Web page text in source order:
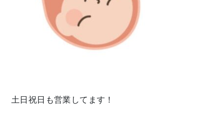
土日祝日 も営業してます！